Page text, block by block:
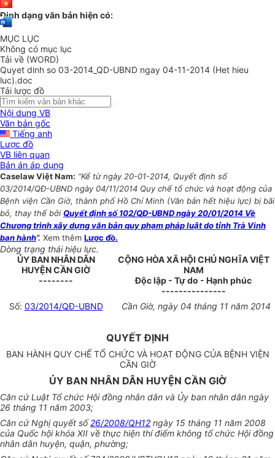
Định dạng văn bản hiện có:
MỤC LỤC
Không có mục lục
Tải về (WORD)
Quyet dinh so 03-2014_QD-UBND ngay 04-11-2014 (Het hieu
luc).doc
Tải lược đồ
Nội dung VB
Văn bản gốc
Tiếng anh
Lược đồ
VB liên quan
Bản án áp dụng
Caselaw Việt Nam: “Kể từ ngày 20-01-2014, Quyết định số
03/2014/QĐ-UBND ngày 04/11/2014 Quy chế tổ chức và hoạt động của
Bệnh viện Cần Giờ, thành phố Hồ Chí Minh (Văn bản hết hiệu lực) bị bãi
bỏ, thay thế bởi Quyết định số 102/QĐ-UBND ngày 20/01/2014 Về
Chương trình xây dựng văn bản quy phạm pháp luật do tỉnh Trà Vinh
ban hành”. Xem thêm Lược đồ.
Dòng trạng thái hiệu lực.
ỦY BAN NHÂN DÂN
HUYỆN CẦN GIỜ
--------
CỘNG HÒA XÃ HỘI CHỦ NGHĨA VIỆT
NAM
Độc lập - Tự do - Hạnh phúc
---------------
Số: 03/2014/QĐ-UBND Cần Giờ, ngày 04 tháng 11 năm 2014
QUYẾT ĐỊNH
BAN HÀNH QUY CHẾ TỔ CHỨC VÀ HOẠT ĐỘNG CỦA BỆNH VIỆN
CẦN GIỜ
ỦY BAN NHÂN DÂN HUYỆN CẦN GIỜ
Căn cứ Luật Tổ chức Hội đồng nhân dân và Ủy ban nhân dân ngày
26 tháng 11 năm 2003;
Căn cứ Nghị quyết số26/2008/QH12 ngày 15 tháng 11 năm 2008
của Quốc hội khóa XII về thực hiện thí điểm không tổ chức Hội đồng
nhân dân huyện, quận, phường;